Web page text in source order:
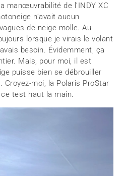
manœuvrabilité de l’INDY XC
n’avait aucun
de neige molle. Au
lorsque je virais le volant
besoin. Évidemment, ça
Mais, pour moi, il est
puisse bien se débrouiller
moi, la Polaris ProStar
test haut la main.